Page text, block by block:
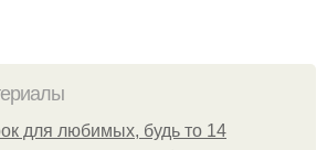
для любимых, будь то 14